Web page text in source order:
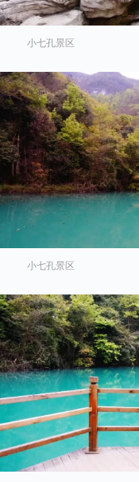
小七孔景区
小七孔景区